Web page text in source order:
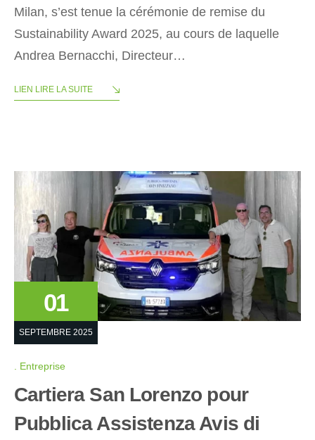
Milan, s’est tenue la cérémonie de remise du
Sustainability Award 2025, au cours de laquelle
Andrea Bernacchi, Directeur…
LIEN LIRE LA SUITE
01
SEPTEMBRE 2025
Entreprise
Cartiera San Lorenzo pour
Pubblica Assistenza Avis di